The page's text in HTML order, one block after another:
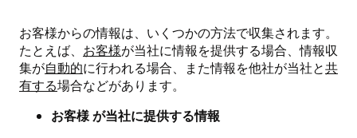
お客様からの情報は、いくつかの方法で収集されます。
たとえば、 お客様が当社に情報を提供する場合、情報収
集が自動的に行われる場合、また情報を他社が当社と共
有する場合などがあります。
お客様 が当社に提供する情報